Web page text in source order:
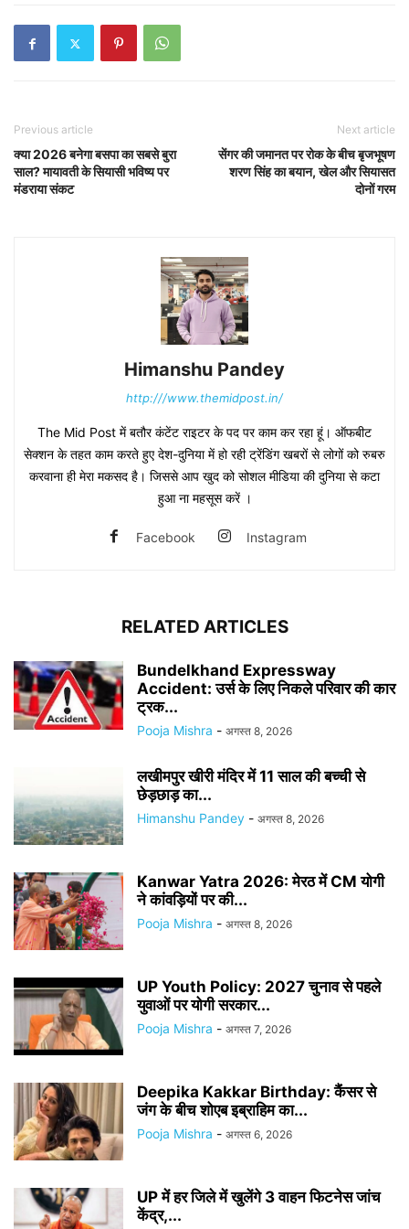
Previous article
क्या 2026 बनेगा बसपा का सबसे बुरा
साल? मायावती के सियासी भविष्य पर
मंडराया संकट
Next article
सेंगर की जमानत पर रोक के बीच बृजभूषण
शरण सिंह का बयान, खेल और सियासत
दोनों गरम
Himanshu Pandey
http:///www.themidpost.in/
The Mid Post में बतौर कंटेंट राइटर के पद पर काम कर रहा हूं। ऑफबीट
सेक्शन के तहत काम करते हुए देश-दुनिया में हो रही ट्रेंडिंग खबरों से लोगों को रुबरु
करवाना ही मेरा मकसद है। जिससे आप खुद को सोशल मीडिया की दुनिया से कटा
हुआ ना महसूस करें ।
Facebook Instagram
RELATED ARTICLES
Bundelkhand Expressway
Accident: उर्स के लिए निकले परिवार की कार
ट्रक...
Pooja Mishra - अगस्त 8, 2026
लखीमपुर खीरी मंदिर में 11 साल की बच्ची से
छेड़छाड़ का...
Himanshu Pandey - अगस्त 8, 2026
Kanwar Yatra 2026: मेरठ में CM योगी
ने कांवड़ियों पर की...
Pooja Mishra - अगस्त 8, 2026
UP Youth Policy: 2027 चुनाव से पहले
युवाओं पर योगी सरकार...
Pooja Mishra - अगस्त 7, 2026
Deepika Kakkar Birthday: कैंसर से
जंग के बीच शोएब इब्राहिम का...
Pooja Mishra - अगस्त 6, 2026
UP में हर जिले में खुलेंगे 3 वाहन फिटनेस जांच
केंद्र,...